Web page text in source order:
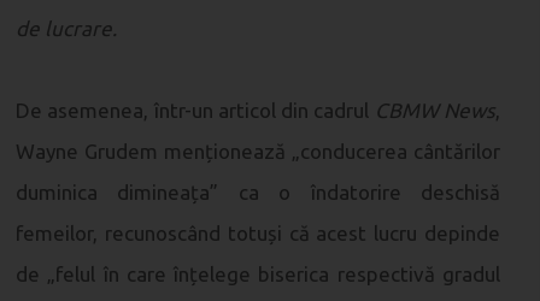
de lucrare.
De asemenea, într-un articol din cadrul CBMW News
Wayne Grudem menționează „conducerea cântărilor
duminica dimineața” ca o îndatorire deschisă
femeilor, recunoscând totuși că acest lucru depinde
de „felul în care înțelege biserica respectivă gradul